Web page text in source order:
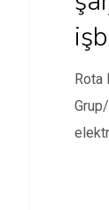
Rota